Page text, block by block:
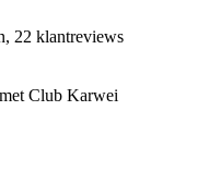
22 klantreviews
Club Karwei